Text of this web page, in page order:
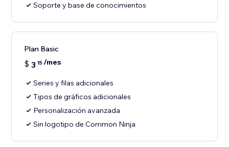
Soporte y base de conocimientos
Plan Basic
$ 3 15/mes
Series y filas adicionales
Tipos de gráficos adicionales
Personalización avanzada
Sin logotipo de Common Ninja